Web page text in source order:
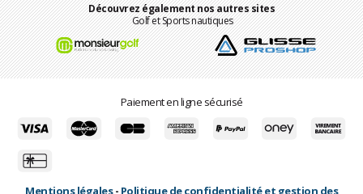
Découvrez également nos autres sites
Golf et Sports nautiques
Paiement en ligne sécurisé
Mentions légales- Politique de confidentialité et gestion des